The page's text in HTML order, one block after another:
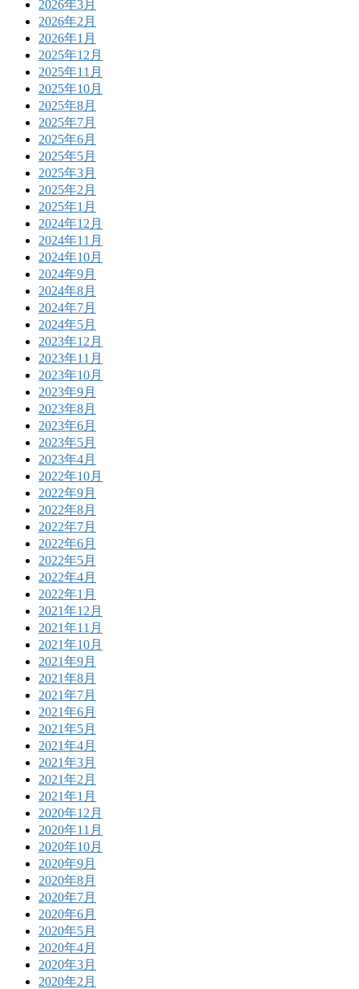
2026年3月
2026年2月
2026年1月
2025年12月
2025年11月
2025年10月
2025年8月
2025年7月
2025年6月
2025年5月
2025年3月
2025年2月
2025年1月
2024年12月
2024年11月
2024年10月
2024年9月
2024年8月
2024年7月
2024年5月
2023年12月
2023年11月
2023年10月
2023年9月
2023年8月
2023年6月
2023年5月
2023年4月
2022年10月
2022年9月
2022年8月
2022年7月
2022年6月
2022年5月
2022年4月
2022年1月
2021年12月
2021年11月
2021年10月
2021年9月
2021年8月
2021年7月
2021年6月
2021年5月
2021年4月
2021年3月
2021年2月
2021年1月
2020年12月
2020年11月
2020年10月
2020年9月
2020年8月
2020年7月
2020年6月
2020年5月
2020年4月
2020年3月
2020年2月